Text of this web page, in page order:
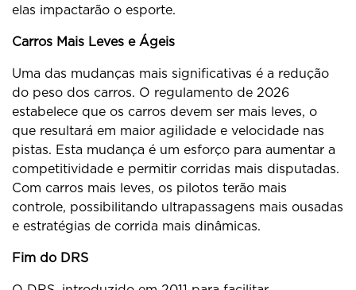
elas impactarão o esporte.
Carros Mais Leves e Ágeis
Uma das mudanças mais significativas é a redução
do peso dos carros. O regulamento de 2026
estabelece que os carros devem ser mais leves, o
que resultará em maior agilidade e velocidade nas
pistas. Esta mudança é um esforço para aumentar a
competitividade e permitir corridas mais disputadas.
Com carros mais leves, os pilotos terão mais
controle, possibilitando ultrapassagens mais ousadas
e estratégias de corrida mais dinâmicas.
Fim do DRS